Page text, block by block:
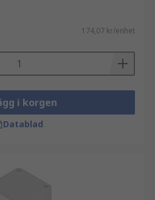
174,07 kr/enhet
i korgen
Datablad